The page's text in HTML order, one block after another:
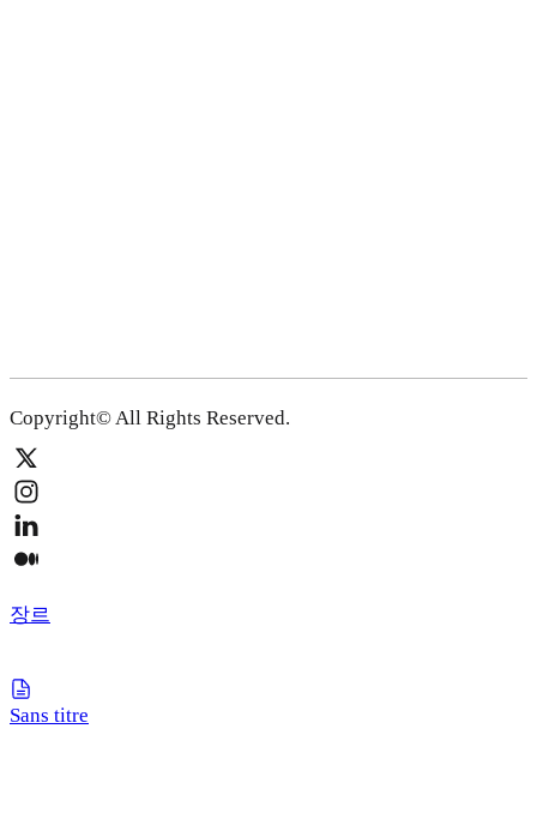
Copyright© All Rights Reserved.
장르
Sans titre